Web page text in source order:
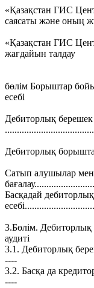
«Қазақстан ГИС
саясаты және оның
«Қазақстан ГИС
жағдайын талдау
бөлім Борыштар
есебі
Дебиторлық берешек
Дебиторлық
Сатып алушылар
Басқадай
3.Бөлім. Дебиторлық
аудиті
3.1. Дебиторлық
----
3.2. Басқа да
----